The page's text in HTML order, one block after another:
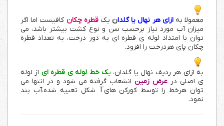
معمولا به ازای هر نهال یا گلدانیکقطره چکان کافیست اما اگر
میزان آب مورد نیاز برحسب سن و نوع کشت بیشتر باشد، می
توان با امتداد لوله ی قطره ای به دور درخت، به تعداد قطره
چکان پای هردرخت را افزود.
به ازای هر ردیف نهال یا گلدان، یک خط لوله ی قطره ای از لوله
ی اصلی در عرض زمینانشعاب گرفته می شود و در انتها می
توان هرخط را توسط کورکن هایT شکل تعبیه شده،آب بند
نمود.